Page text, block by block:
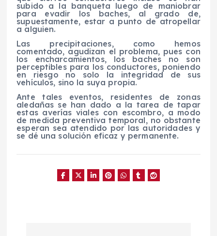
subido a la banqueta luego de maniobrar
para evadir los baches, al grado de,
supuestamente, estar a punto de atropellar
a alguien.
Las precipitaciones, como hemos
comentado, agudizan el problema, pues con
los encharcamientos, los baches no son
perceptibles para los conductores, poniendo
en riesgo no solo la integridad de sus
vehículos, sino la suya propia.
Ante tales eventos, residentes de zonas
aledañas se han dado a la tarea de tapar
estas averías viales con escombro, a modo
de medida preventiva temporal, no obstante
esperan sea atendido por las autoridades y
se dé una solución eficaz y permanente.